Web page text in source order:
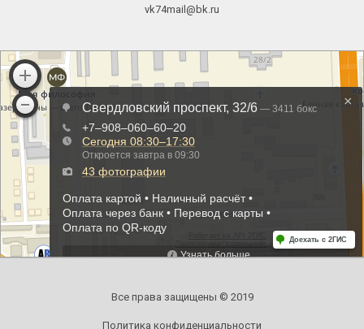
vk74mail@bk.ru
Все права защищены © 2019
Политика конфиденциальности